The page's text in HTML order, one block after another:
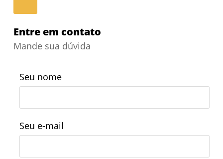
Entre em contato
Mande sua dúvida
Seu nome
Seu e-mail